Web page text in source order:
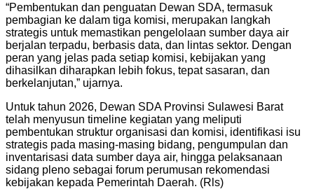
“Pembentukan dan penguatan Dewan SDA, termasuk
pembagian ke dalam tiga komisi, merupakan langkah
strategis untuk memastikan pengelolaan sumber daya air
berjalan terpadu, berbasis data, dan lintas sektor. Dengan
peran yang jelas pada setiap komisi, kebijakan yang
dihasilkan diharapkan lebih fokus, tepat sasaran, dan
berkelanjutan,” ujarnya.
Untuk tahun 2026, Dewan SDA Provinsi Sulawesi Barat
telah menyusun timeline kegiatan yang meliputi
pembentukan struktur organisasi dan komisi, identifikasi isu
strategis pada masing-masing bidang, pengumpulan dan
inventarisasi data sumber daya air, hingga pelaksanaan
sidang pleno sebagai forum perumusan rekomendasi
kebijakan kepada Pemerintah Daerah. (Rls)